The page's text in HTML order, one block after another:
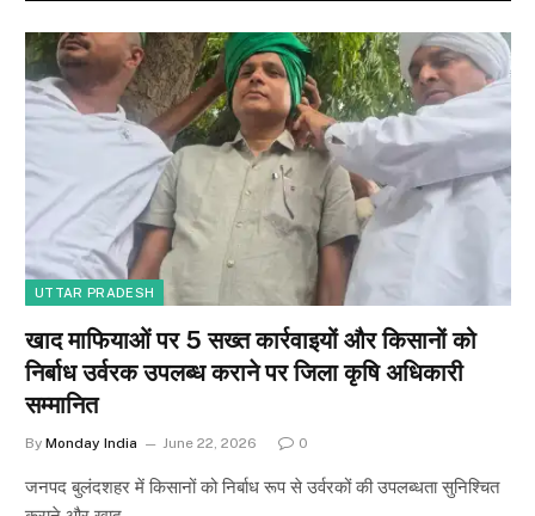
UTTAR PRADESH
खाद माफियाओं पर 5 सख्त कार्रवाइयों और किसानों को
निर्बाध उर्वरक उपलब्ध कराने पर जिला कृषि अधिकारी
सम्मानित
By Monday India June 22, 2026 0
जनपद बुलंदशहर में किसानों को निर्बाध रूप से उर्वरकों की उपलब्धता सुनिश्चित